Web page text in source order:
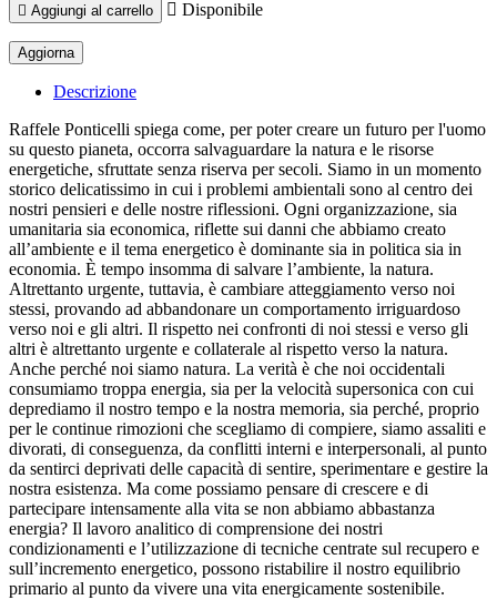
 Aggiungi al carrello  Disponibile
Descrizione
Raffele Ponticelli spiega come, per poter creare un futuro per l'uomo
su questo pianeta, occorra salvaguardare la natura e le risorse
energetiche, sfruttate senza riserva per secoli. Siamo in un momento
storico delicatissimo in cui i problemi ambientali sono al centro dei
nostri pensieri e delle nostre riflessioni. Ogni organizzazione, sia
umanitaria sia economica, riflette sui danni che abbiamo creato
all’ambiente e il tema energetico è dominante sia in politica sia in
economia. È tempo insomma di salvare l’ambiente, la natura.
Altrettanto urgente, tuttavia, è cambiare atteggiamento verso noi
stessi, provando ad abbandonare un comportamento irriguardoso
verso noi e gli altri. Il rispetto nei confronti di noi stessi e verso gli
altri è altrettanto urgente e collaterale al rispetto verso la natura.
Anche perché noi siamo natura. La verità è che noi occidentali
consumiamo troppa energia, sia per la velocità supersonica con cui
deprediamo il nostro tempo e la nostra memoria, sia perché, proprio
per le continue rimozioni che scegliamo di compiere, siamo assaliti e
divorati, di conseguenza, da conflitti interni e interpersonali, al punto
da sentirci deprivati delle capacità di sentire, sperimentare e gestire la
nostra esistenza. Ma come possiamo pensare di crescere e di
partecipare intensamente alla vita se non abbiamo abbastanza
energia? Il lavoro analitico di comprensione dei nostri
condizionamenti e l’utilizzazione di tecniche centrate sul recupero e
sull’incremento energetico, possono ristabilire il nostro equilibrio
primario al punto da vivere una vita energicamente sostenibile.